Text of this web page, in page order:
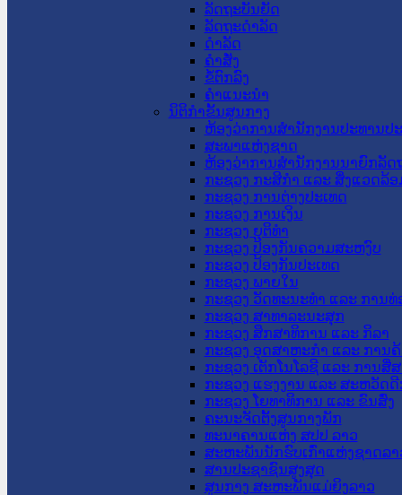
ລັດຖະບັນຍັດ
ລັດຖະດໍາລັດ
ດໍາລັດ
ຄໍາສັ່ງ
ຂໍ້ຕົກລົງ
ຄໍາແນະນໍາ
ນິຕິກຳຂັ້ນສູນກາງ
ຫ້ອງວ່າການສໍານັກງານປະທານປ
ສະພາແຫ່ງຊາດ
ຫ້ອງວ່າການສຳນັກງານນາຍົກລັດ
ກະຊວງ ກະສິກຳ ແລະ ສິ່ງແວດລ້ອ
ກະຊວງ ການຕ່າງປະເທດ
ກະຊວງ ການເງິນ
ກະຊວງ ຍຸຕິທໍາ
ກະຊວງ ປ້ອງກັນຄວາມສະຫງົບ
ກະຊວງ ປ້ອງກັນປະເທດ
ກະຊວງ ພາຍໃນ
ກະຊວງ ວັດທະນະທຳ ແລະ ການທ່
ກະຊວງ ສາທາລະນະສຸກ
ກະຊວງ ສຶກສາທິການ ແລະ ກິລາ
ກະຊວງ ອຸດສາຫະກຳ ແລະ ການຄ້
ກະຊວງ ເຕັກໂນໂລຊີ ແລະ ການສື່
ກະຊວງ ແຮງງານ ແລະ ສະຫວັດ
ກະຊວງ ໂຍທາທິການ ແລະ ຂົນສົ່ງ
ຄະນະຈັດຕັ້ງສູນກາງພັກ
ທະນາຄານແຫ່ງ ສປປ ລາວ
ສະຫະພັນນັກຮົບເກົ່າແຫ່ງຊາດລາ
ສານປະຊາຊົນສູງສຸດ
ສູນກາງ ສະຫະພັນແມ່ຍິງລາວ